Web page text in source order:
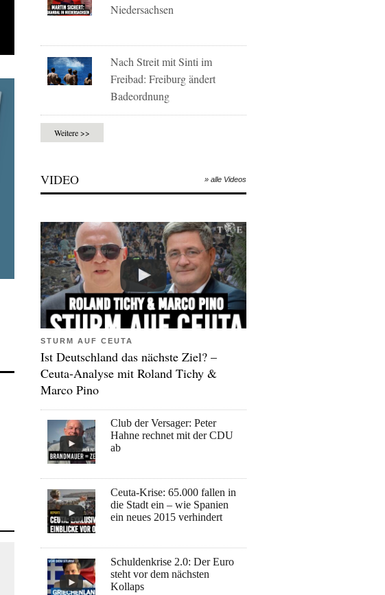
Niedersachsen
Nach Streit mit Sinti im
Freibad: Freiburg ändert
Badeordnung
Weitere >>
VIDEO » alle Videos
STURM AUF CEUTA
Ist Deutschland das nächste Ziel? –
Ceuta-Analyse mit Roland Tichy &
Marco Pino
Club der Versager: Peter
Hahne rechnet mit der CDU
ab
Ceuta-Krise: 65.000 fallen in
die Stadt ein – wie Spanien
ein neues 2015 verhindert
Schuldenkrise 2.0: Der Euro
steht vor dem nächsten
Kollaps